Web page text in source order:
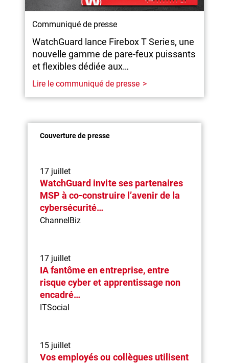
Communiqué de presse
WatchGuard lance Firebox T Series, une
nouvelle gamme de pare-feux puissants
et flexibles dédiée aux…
Lire le communiqué de presse
Couverture de presse
17 juillet
WatchGuard invite ses partenaires
MSP à co-construire l’avenir de la
cybersécurité…
ChannelBiz
17 juillet
IA fantôme en entreprise, entre
risque cyber et apprentissage non
encadré…
ITSocial
15 juillet
Vos employés ou collègues utilisent